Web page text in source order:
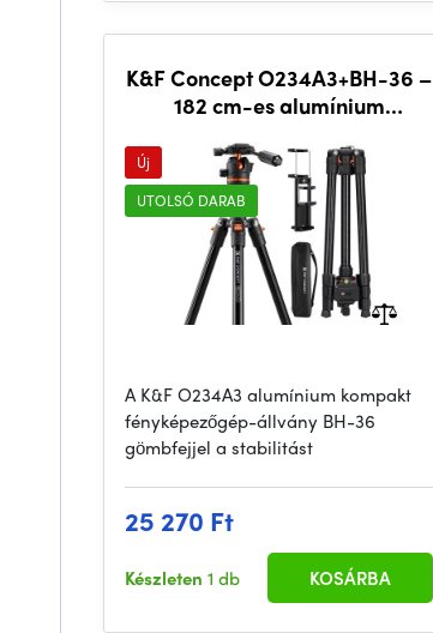
K&F Concept O234A3+BH-36 –
182 cm-es alumínium
gömbfejjel
Új
UTOLSÓ DARAB
A K&F O234A3 alumínium kompakt
fényképezőgép-állvány BH-36
gömbfejjel a stabilitást
25 270 Ft
Készleten 1 db KOSÁRBA